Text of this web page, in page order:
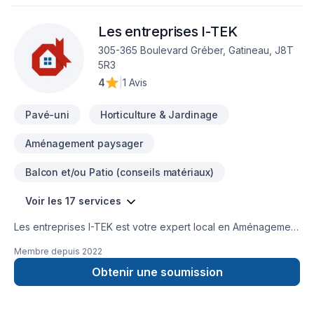
service d'exception, centré sur vos besoins et vos
aspirations.
Les entreprises I-TEK
305-365 Boulevard Gréber, Gatineau, J8T
5R3
4
1 Avis
Pavé-uni Horticulture & Jardinage
Aménagement paysager
Balcon et/ou Patio (conseils matériaux)
Voir les 17 services
Les entreprises I-TEK est votre expert local en Aménagement
Irrigation, Muret, Pavage, Pavé uni, Paysagement, Piscine,
Tourbe, Transport dans les secteurs de Outaouais,
combinant expérience, innovation et rigueur. Nous croyons
Membre depuis 2022
Obtenir une soumission